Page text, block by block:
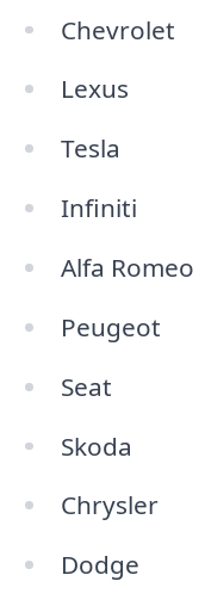
Chevrolet
Lexus
Tesla
Infiniti
Alfa Romeo
Peugeot
Seat
Skoda
Chrysler
Dodge